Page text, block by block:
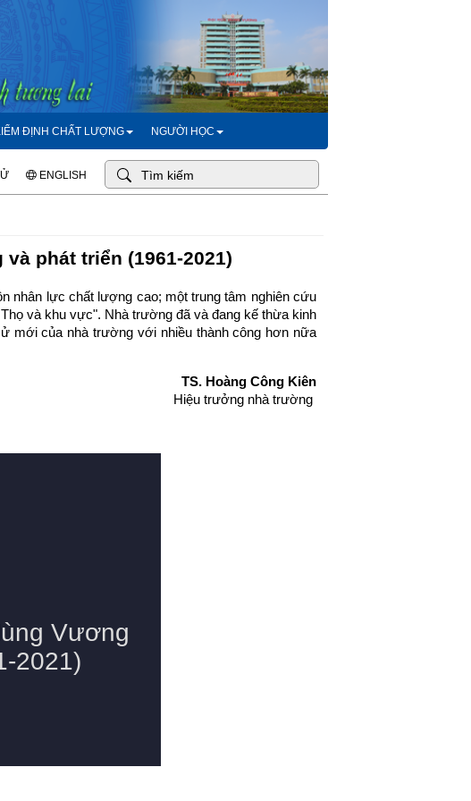
ĐỊNH CHẤT LƯỢNG NGƯỜI HỌC
ENGLISH
phát triển (1961-2021)
nhân lực chất lượng cao; một trung tâm nghiên cứu
và khu vực". Nhà trường đã và đang kế thừa kinh
mới của nhà trường với nhiều thành công hơn nữa
TS. Hoàng Công Kiên
Hiệu trưởng nhà trường